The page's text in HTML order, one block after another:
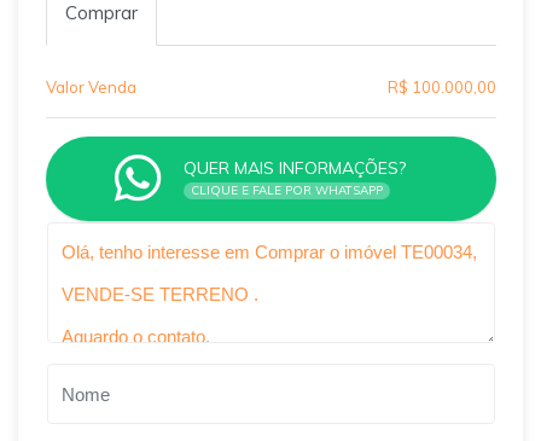
Comprar
Valor Venda R$ 100.000,00
QUER MAIS INFORMAÇÕES?
CLIQUE E FALE POR WHATSAPP